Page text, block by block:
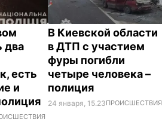
два
есть
и
В Киевской области
в ДТП с участием
фуры погибли
четыре человека –
полиция
24 января, 15.23ПРОИСШЕСТВИЯ